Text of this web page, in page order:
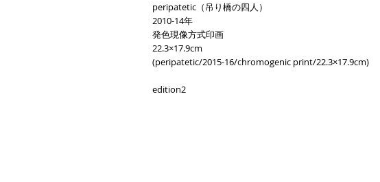
peripatetic（吊り橋の四人）
2010-14年
発色現像方式印画
22.3×17.9cm
(peripatetic/2015-16/chromogenic print/22.3×17.9cm)
edition2